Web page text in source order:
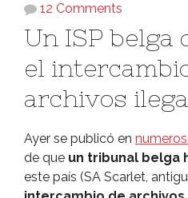
12 Comments
Un ISP
el
archivos
Ayer se publicó en
de que un tribunal belga
este paí­s (SA Scarlet,